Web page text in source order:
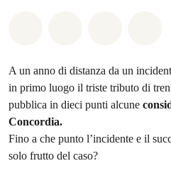
A un anno di distanza da un
in primo luogo il triste tributo di
pubblica in dieci punti alcune
Concordia.
Fino a che punto l’incidente e il
solo frutto del caso?